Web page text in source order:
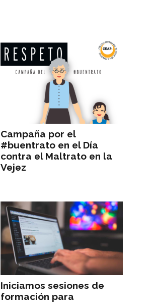
Campaña por el
#buentrato en el Día
contra el Maltrato en la
Vejez
Iniciamos sesiones de
formación para